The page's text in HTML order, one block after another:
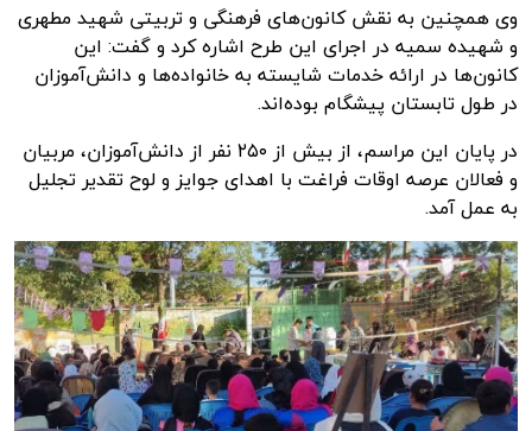
وی همچنین به نقش کانون‌های فرهنگی و تربیتی شهید مطهری
و شهیده سمیه در اجرای این طرح اشاره کرد و گفت: این
کانون‌ها در ارائه خدمات شایسته به خانواده‌ها و دانش‌آموزان
در طول تابستان پیشگام بوده‌اند.
در پایان این مراسم، از بیش از ۲۵۰ نفر از دانش‌آموزان، مربیان
و فعالان عرصه اوقات فراغت با اهدای جوایز و لوح تقدیر تجلیل
به عمل آمد.